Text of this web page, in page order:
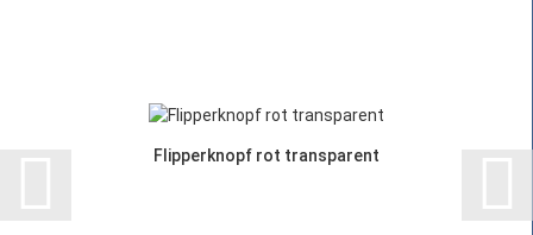
Flipperknopf rot transparent